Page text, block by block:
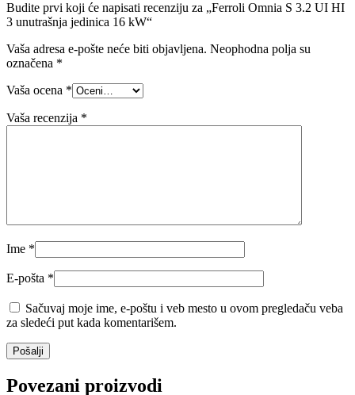
Budite prvi koji će napisati recenziju za „Ferroli Omnia S 3.2 UI HI
3 unutrašnja jedinica 16 kW“
Vaša adresa e-pošte neće biti objavljena. Neophodna polja su
označena *
Vaša ocena *
Vaša recenzija *
Ime *
E-pošta *
Sačuvaj moje ime, e-poštu i veb mesto u ovom pregledaču veba
za sledeći put kada komentarišem.
Povezani proizvodi